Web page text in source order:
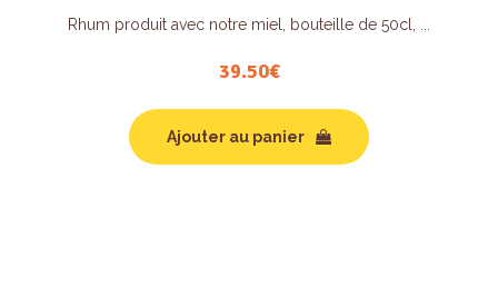
Rhum produit avec notre miel, bouteille de 50cl, ...
39.50€
Ajouter au panier